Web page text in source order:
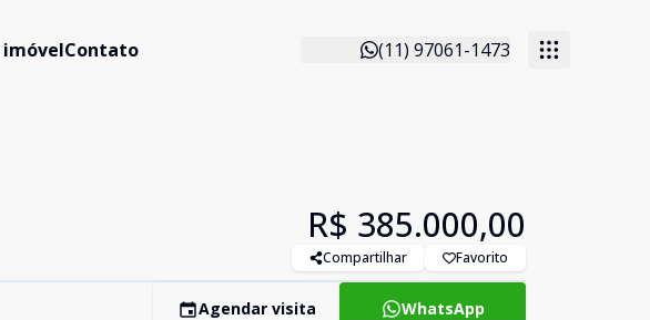
Contato (11) 97061-1473
R$ 385.000,00
Compartilhar Favorito
Agendar visita WhatsApp